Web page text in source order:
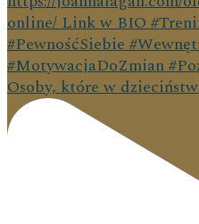
Osoby, które w